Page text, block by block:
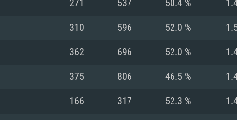
mais recente
271 537 50.4 %
310 596 52.0 %
362 696 52.0 %
375 806 46.5 %
166 317 52.3 %